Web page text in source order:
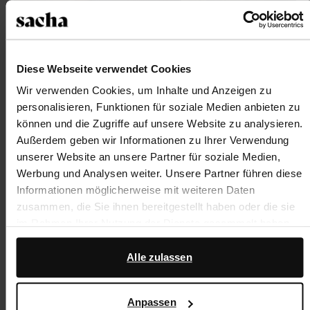
Diese Webseite verwendet Cookies
Wir verwenden Cookies, um Inhalte und Anzeigen zu
personalisieren, Funktionen für soziale Medien anbieten zu
können und die Zugriffe auf unsere Website zu analysieren.
Außerdem geben wir Informationen zu Ihrer Verwendung
unserer Website an unsere Partner für soziale Medien,
Werbung und Analysen weiter. Unsere Partner führen diese
Informationen möglicherweise mit weiteren Daten
zusammen, die Sie ihnen bereitgestellt haben oder die sie
Darüber hinaus arbeiten wir mit Google zu Werbe- und
Messzwecken zusammen. Weitere Informationen darüber,
Seite zur geschäftlichen Sicherheit
Alle zulassen
Anpassen